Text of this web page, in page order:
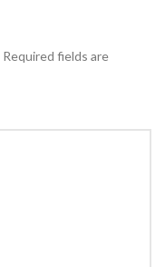
Required fields are